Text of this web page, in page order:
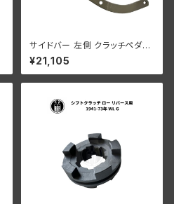
サイドバー 左側 クラッチペダル
ハーレーダビッドソン 1938-52
年 WL プライマー グリーン
¥21,105